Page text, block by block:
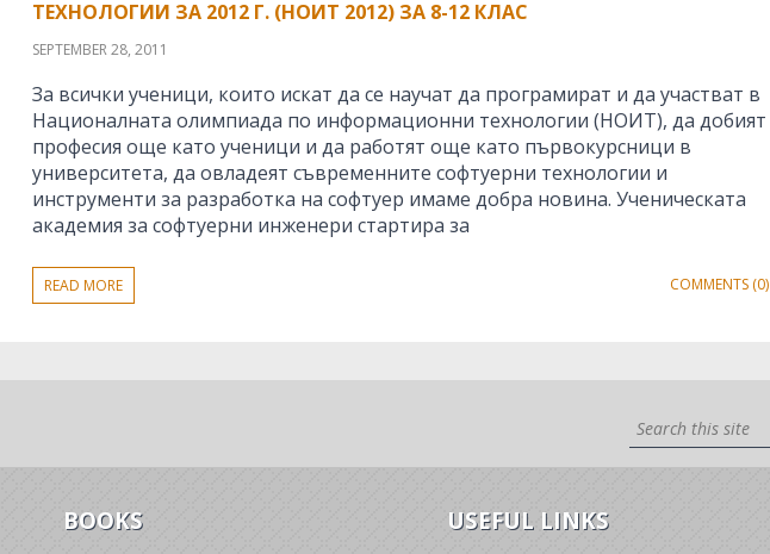
ТЕХНОЛОГИИ ЗА 2012 Г. (НОИТ 2012) ЗА 8-12 КЛАС
SEPTEMBER 28, 2011
За всички ученици, които искат да се научат да програмират и да участват в
Националната олимпиада по информационни технологии (НОИТ), да добият
професия още като ученици и да работят още като първокурсници в
университета, да овладеят съвременните софтуерни технологии и
инструменти за разработка на софтуер имаме добра новина. Ученическата
академия за софтуерни инженери стартира за
READ MORE COMMENTS (0)
BOOKS USEFUL LINKS